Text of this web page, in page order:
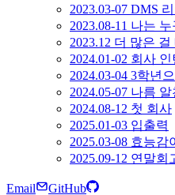
2023.03-07 DMS
2023.08-11 나는
2023.12 더 많은
2024.01-02 회사
2024.03-04 3학년
2024.05-07 나름 알
2024.08-12 첫 회사
2025.01-03 입출력
2025.03-08 효능
2025.09-12 연말회
Email GitHub